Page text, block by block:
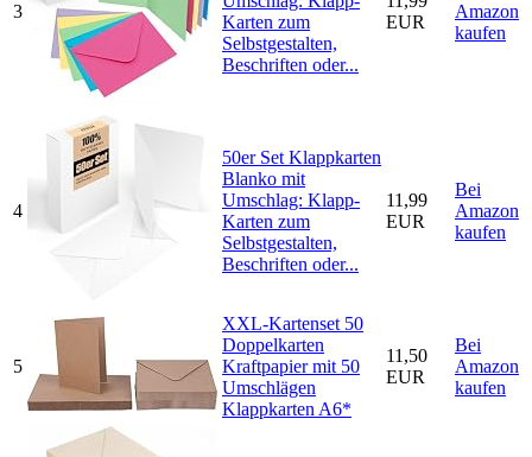
3
Karten zum
Selbstgestalten,
Beschriften oder...
EUR
Amazon
kaufen
4
50er Set Klappkarten
Blanko mit
Umschlag: Klapp-
Karten zum
Selbstgestalten,
Beschriften oder...
11,99
EUR
Bei
Amazon
kaufen
5
XXL-Kartenset 50
Doppelkarten
Kraftpapier mit 50
Umschlägen
Klappkarten A6*
11,50
EUR
Bei
Amazon
kaufen